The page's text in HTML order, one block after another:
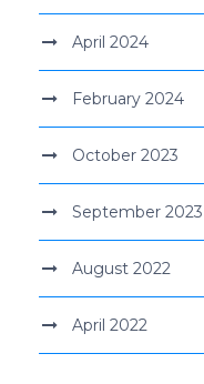
April 2024
February 2024
October 2023
September 2023
August 2022
April 2022